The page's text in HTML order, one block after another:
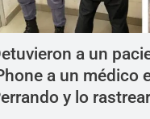
a un
a un médico
y lo